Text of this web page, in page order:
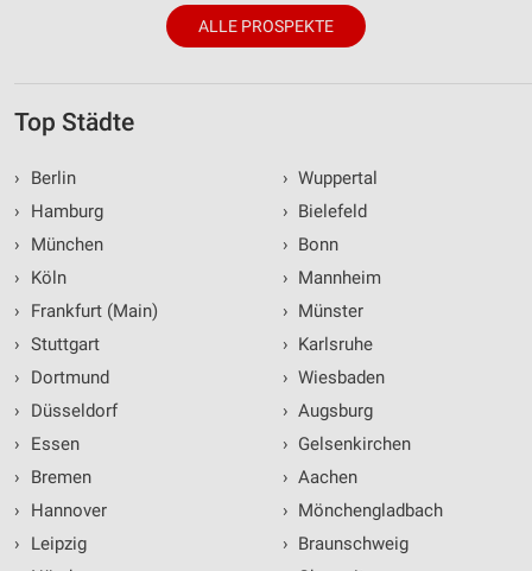
ALLE PROSPEKTE
Top Städte
›
Berlin
›
Hamburg
›
München
›
Köln
›
Frankfurt (Main)
› Stuttgart
›
Dortmund
›
Düsseldorf
›
Essen
›
Bremen
›
Hannover
›
Leipzig
› Wuppertal
› Bielefeld
› Bonn
› Mannheim
› Münster
› Karlsruhe
› Wiesbaden
› Augsburg
› Gelsenkirchen
› Aachen
› Mönchengladbach
› Braunschweig